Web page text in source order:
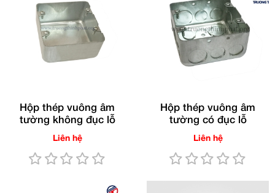
Hộp thép vuông âm
tường không đục lỗ
Liên hệ
Hộp thép vuông âm
tường có đục lỗ
Liên hệ